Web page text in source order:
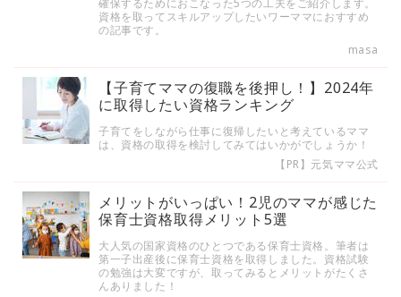
確保するためにおこなった5つの工夫をご紹介します。
資格を取ってスキルアップしたいワーママにおすすめ
の記事です。
masa
【子育てママの復職を後押し！】2024年
に取得したい資格ランキング
子育てをしながら仕事に復帰したいと考えているママ
は、資格の取得を検討してみてはいかがでしょうか！
【PR】元気ママ公式
メリットがいっぱい！2児のママが感じた
保育士資格取得メリット5選
大人気の国家資格のひとつである保育士資格。筆者は
第一子出産後に保育士資格を取得しました。資格試験
の勉強は大変ですが、取ってみるとメリットがたくさ
んありました！